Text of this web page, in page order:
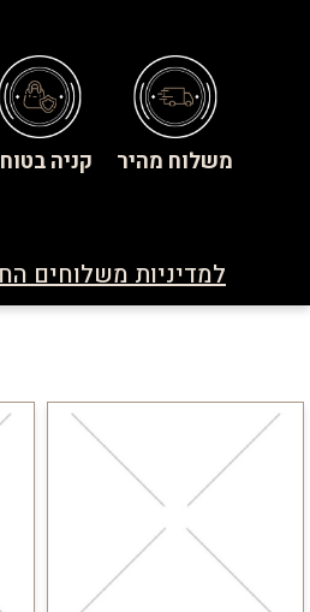
משלוח מהיר קניה
למדיניות משלוחים